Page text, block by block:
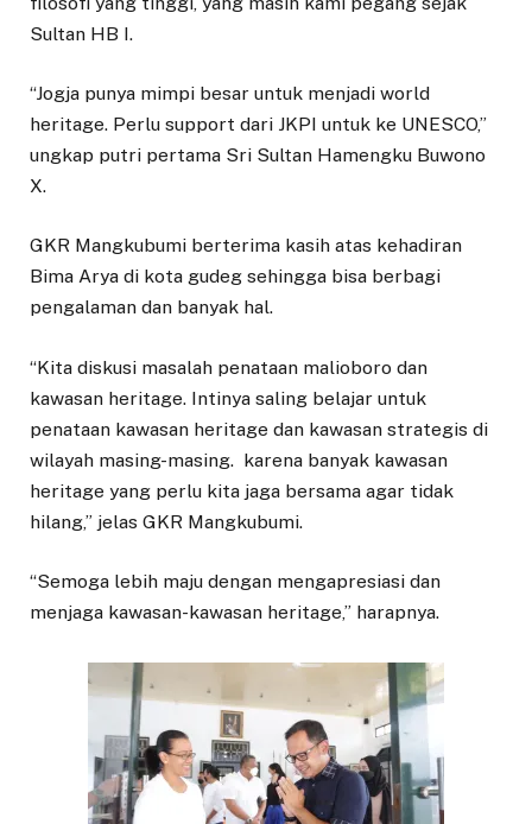
Sultan HB I.
“Jogja punya mimpi besar untuk menjadi world
heritage. Perlu support dari JKPI untuk ke UNESCO,”
ungkap putri pertama Sri Sultan Hamengku Buwono
X.
GKR Mangkubumi berterima kasih atas kehadiran
Bima Arya di kota gudeg sehingga bisa berbagi
pengalaman dan banyak hal.
“Kita diskusi masalah penataan malioboro dan
kawasan heritage. Intinya saling belajar untuk
penataan kawasan heritage dan kawasan strategis di
wilayah masing-masing. karena banyak kawasan
heritage yang perlu kita jaga bersama agar tidak
hilang,” jelas GKR Mangkubumi.
“Semoga lebih maju dengan mengapresiasi dan
menjaga kawasan-kawasan heritage,” harapnya.